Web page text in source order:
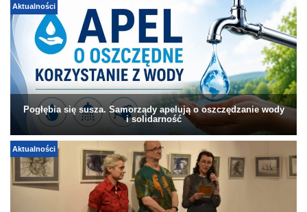
Aktualności
Pogłębia się susza. Samorządy apelują o oszczędzanie wody
i solidarność
Aktualności